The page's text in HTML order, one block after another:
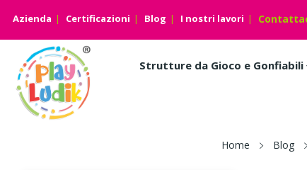
Azienda Certificazioni Blog I nostri lavori
Strutture da Gioco e Gonfiabili
Home Blog